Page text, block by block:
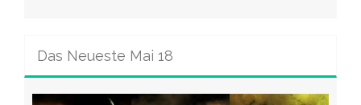
Das Neueste Mai 18